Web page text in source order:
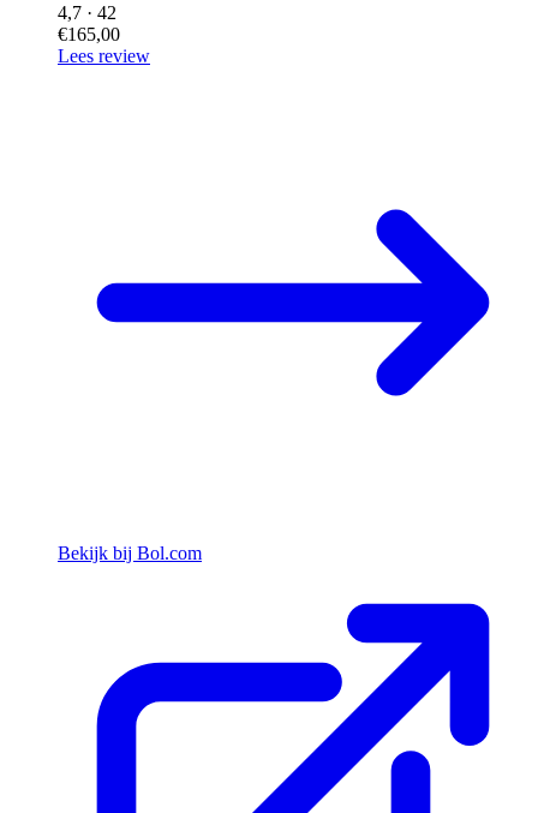
4,7 · 42
€165,00
Lees review
Bekijk bij Bol.com